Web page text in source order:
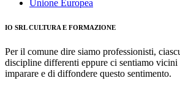
Unione Europea
IO SRL CULTURA E FORMAZIONE
Per il comune dire siamo professionisti,
discipline differenti eppure ci sentiamo vicini
imparare e di diffondere questo sentimento.